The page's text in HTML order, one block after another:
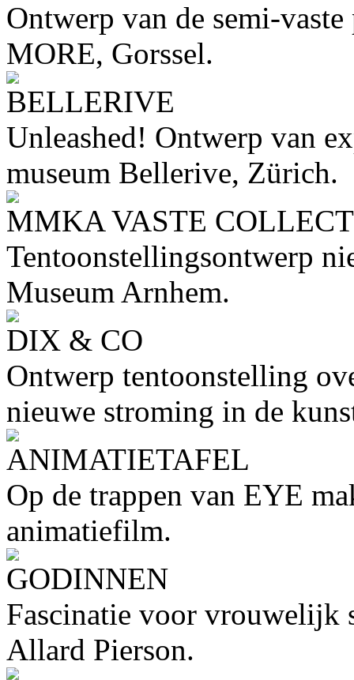
Ontwerp van de semi-
MORE, Gorssel.
BELLERIVE
Unleashed! Ontwerp van
museum Bellerive, Zürich.
MMKA VASTE
Tentoonstellingsontwerp
Museum Arnhem.
DIX & CO
Ontwerp tentoonstelling
nieuwe stroming in de
ANIMATIETAFEL
Op de trappen van EYE
animatiefilm.
GODINNEN
Fascinatie voor vrouwelijk
Allard Pierson.